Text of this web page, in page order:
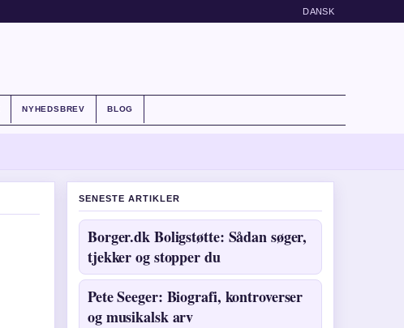
DANSK
NYHEDSBREV BLOG
SENESTE ARTIKLER
Borger.dk Boligstøtte: Sådan søger,
tjekker og stopper du
Pete Seeger: Biografi, kontroverser
og musikalsk arv